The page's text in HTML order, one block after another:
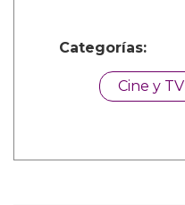
Categorías:
Cine y TV